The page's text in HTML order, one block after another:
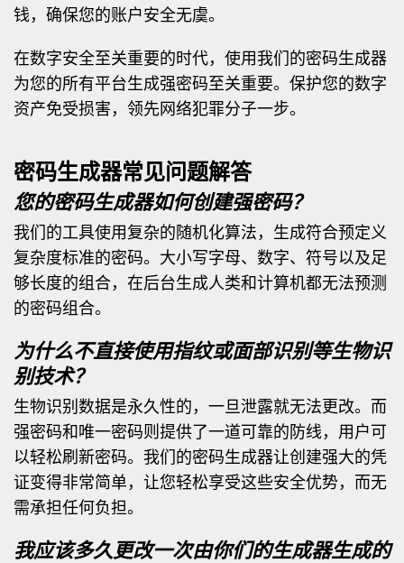
钱，确保您的账户安全无虞。
在数字安全至关重要的时代，使用我们的密码生成器
为您的所有平台生成强密码至关重要。保护您的数字
资产免受损害，领先网络犯罪分子一步。
密码生成器常见问题解答
您的密码生成器如何创建强密码？
我们的工具使用复杂的随机化算法，生成符合预定义
复杂度标准的密码。大小写字母、数字、符号以及足
够长度的组合，在后台生成人类和计算机都无法预测
的密码组合。
为什么不直接使用指纹或面部识别等生物识
别技术？
生物识别数据是永久性的，一旦泄露就无法更改。而
强密码和唯一密码则提供了一道可靠的防线，用户可
以轻松刷新密码。我们的密码生成器让创建强大的凭
证变得非常简单，让您轻松享受这些安全优势，而无
需承担任何负担。
我应该多久更改一次由你们的生成器生成的